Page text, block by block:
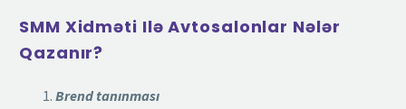
SMM Xidməti Ilə Avtosalonlar Nələr
Qazanır?
Brend tanınması